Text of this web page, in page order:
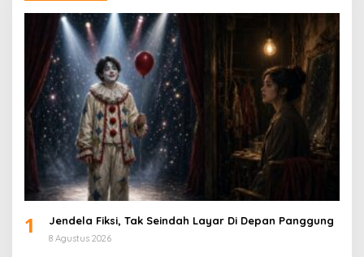
1 Jendela Fiksi, Tak Seindah Layar Di Depan Panggung
8 Agustus 2026